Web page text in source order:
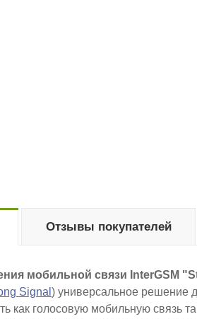
мобильной связи InterGSM
Signal ) универсальное решение
как голосовую мобильную связь
Отзывы покупателей